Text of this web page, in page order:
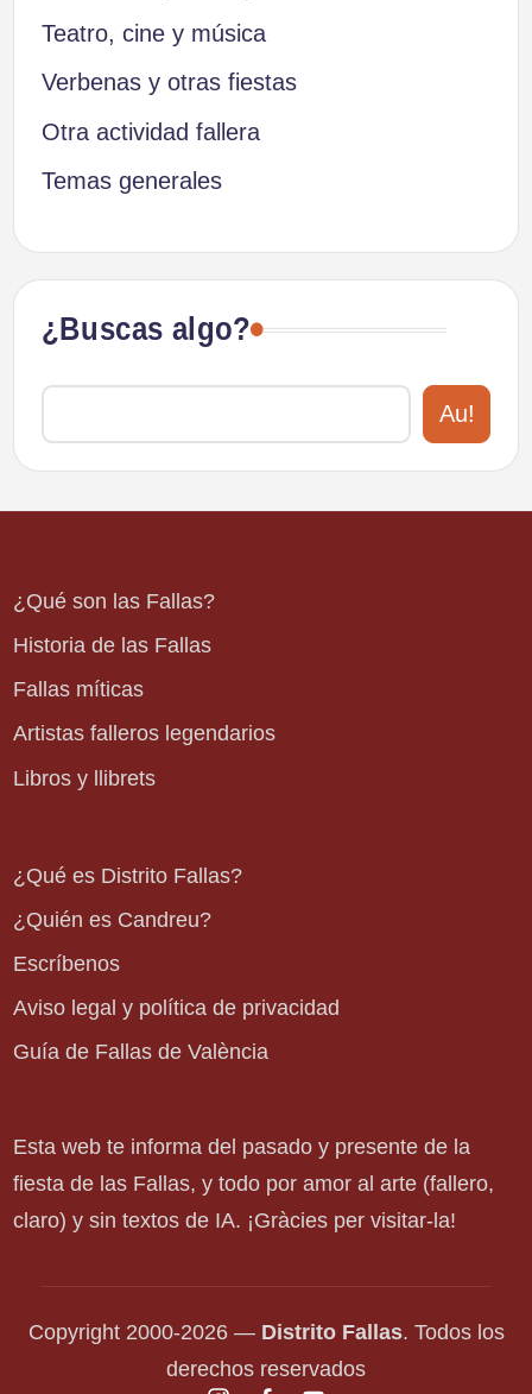
Teatro, cine y música
Verbenas y otras fiestas
Otra actividad fallera
Temas generales
¿Buscas algo?
Au!
¿Qué son las Fallas?
Historia de las Fallas
Fallas míticas
Artistas falleros legendarios
Libros y llibrets
¿Qué es Distrito Fallas?
¿Quién es Candreu?
Escríbenos
Aviso legal y política de privacidad
Guía de Fallas de València
Esta web te informa del pasado y presente de la
fiesta de las Fallas, y todo por amor al arte (fallero,
claro) y sin textos de IA. ¡Gràcies per visitar-la!
Copyright 2000-2026 — Distrito Fallas. Todos los
derechos reservados